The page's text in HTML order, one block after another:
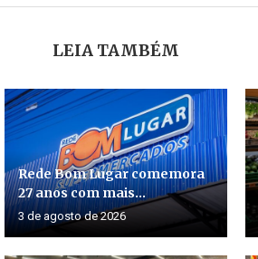
LEIA TAMBÉM
Rede Bom Lugar comemora
27 anos com mais...
3 de agosto de 2026